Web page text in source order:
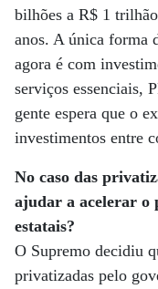
bilhões a R$ 1
anos. A única forma
agora é com
serviços essenciais,
gente espera que o
investimentos entre
No caso das
ajudar a acelerar o
estatais?
O Supremo decidiu
privatizadas pelo